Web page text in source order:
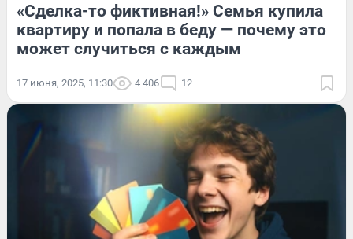
«Сделка-то фиктивная!» Семья купила
квартиру и попала в беду — почему это
может случиться с каждым
17 июня, 2025, 11:30 4 406 12